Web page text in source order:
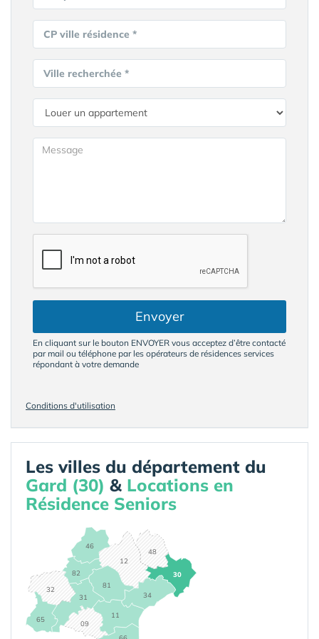
CP ville résidence *
Ville recherchée *
Envoyer
En cliquant sur le bouton ENVOYER vous acceptez d’être contacté
par mail ou téléphone par les opérateurs de résidences services
répondant à votre demande
Conditions d'utilisation
Les villes du département du
Gard (30) & Locations en
Résidence Seniors
09
11
12
30
31
32
34
46
48
65
81
82